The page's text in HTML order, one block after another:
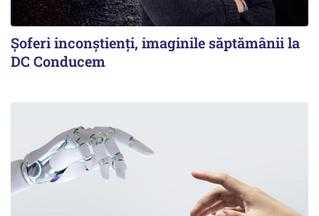
Şoferi inconştienţi, imaginile săptămânii la
DC Conducem